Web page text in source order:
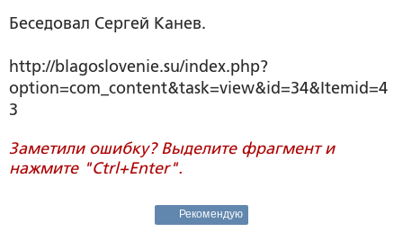
Беседовал Сергей Канев.
http://blagoslovenie.su/index.php?
option=com_content&task=view&id=34&Itemid=4
3
Заметили ошибку? Выделите фрагмент и
нажмите "Ctrl+Enter".
Рекомендую